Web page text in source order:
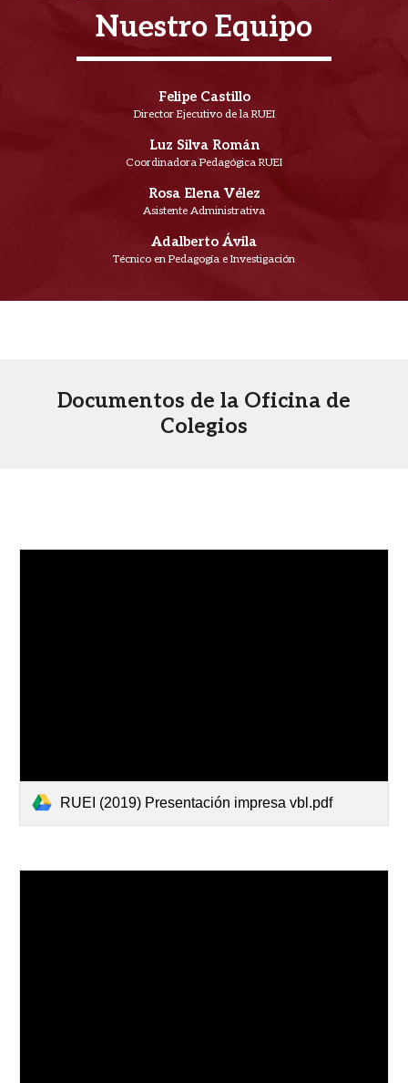
Nuestro Equipo
Felipe Castillo
Director Ejecutivo de la RUEI
Luz Silva Román
Coordinadora Pedagógica RUEI
Rosa Elena Vélez
Asistente Administrativa
Adalberto Ávila
Técnico en Pedagogía e Investigación
Documentos de la Oficina de
Colegios
RUEI (2019) Presentación impresa vbl.pdf